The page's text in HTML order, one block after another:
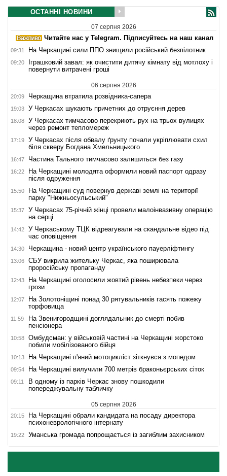
ОСТАННІ НОВИНИ
07 серпня 2026
Читайте нас у Telegram. Підписуйтесь на наш канал
09:31 На Черкащині сили ППО знищили російський безпілотник
09:20
Іграшковий завал: як очистити дитячу кімнату від мотлоху і
повернути витрачені гроші
06 серпня 2026
20:09 Черкащина втратила розвідника-сапера
19:03 У Черкасах шукають причетних до отруєння дерев
18:08
У Черкасах тимчасово перекриють рух на трьох вулицях
через ремонт тепломереж
17:19
У Черкасах після обвалу ґрунту почали укріплювати схил
біля скверу Богдана Хмельницького
16:47 Частина Тального тимчасово залишиться без газу
16:22
На Черкащині молодята оформили новий паспорт одразу
після одруження
15:50
На Черкащині суд повернув державі землі на території
парку "Нижньосульський"
15:37
У Черкасах 75-річній жінці провели малоінвазивну операцію
на серці
14:42
У Черкаському ТЦК відреагували на скандальне відео під
час оповіщення
14:30 Черкащина - новий центр українського пауерліфтингу
13:06
СБУ викрила жительку Черкас, яка поширювала
проросійську пропаганду
12:43
На Черкащині оголосили жовтий рівень небезпеки через
грози
12:07
На Золотоніщині понад 30 рятувальників гасять пожежу
торфовища
11:59
На Звенигородщині доглядальник до смерті побив
пенсіонера
10:58
Омбудсман: у військовій частині на Черкащині жорстоко
побили мобілізованого бійця
10:13 На Черкащині п'яний мотоцикліст зіткнувся з мопедом
09:54 На Черкащині вилучили 700 метрів браконьєрських сіток
09:11
В одному із парків Черкас знову пошкодили
попереджувальну табличку
05 серпня 2026
20:15
На Черкащині обрали кандидата на посаду директора
психоневрологічного інтернату
19:22 Уманська громада попрощається із загиблим захисником